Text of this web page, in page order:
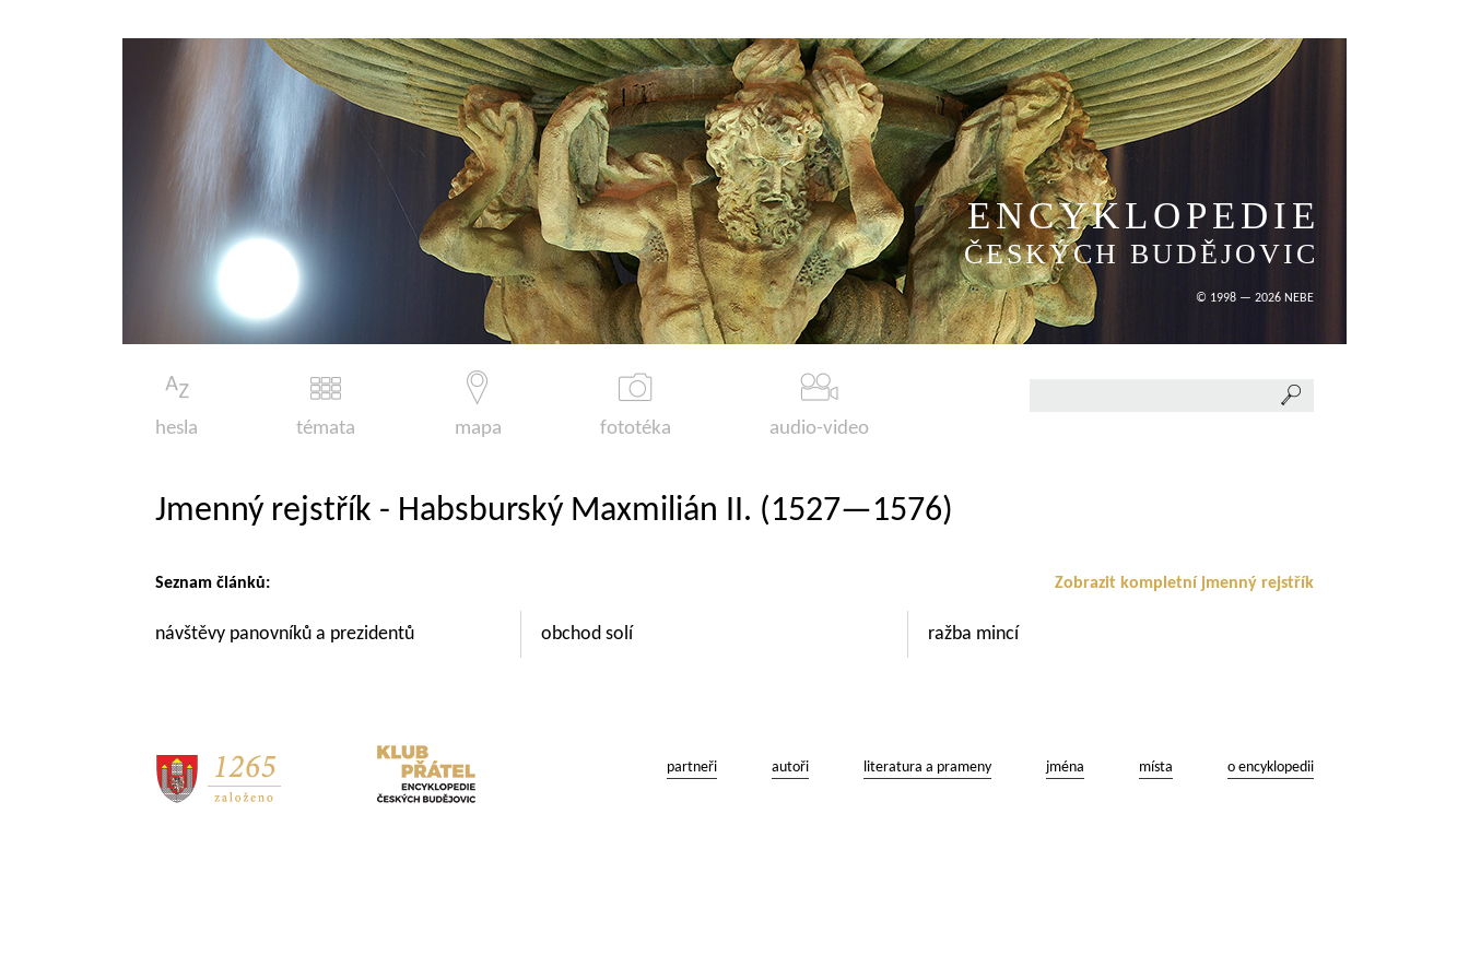
ENCYKLOPEDIE
ČESKÝCH BUDĚJOVIC
© 1998 — 2026 NEBE
hesla témata mapa fototéka audio-video
Jmenný rejstřík - Habsburský Maxmilián II. (1527—1576)
Zobrazit kompletní jmenný rejstřík
Seznam článků:
návštěvy panovníků a prezidentů obchod solí ražba mincí
partneři autoři literatura a prameny jména místa o encyklopedii